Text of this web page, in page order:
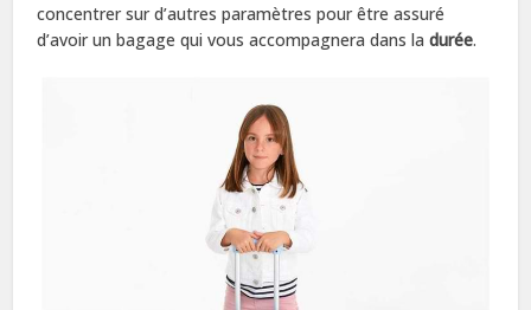
concentrer sur d’autres paramètres pour être assuré
d’avoir un bagage qui vous accompagnera dans ladurée.